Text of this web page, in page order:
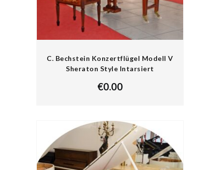
C. Bechstein Konzertflügel Modell V
Sheraton Style Intarsiert
€0.00